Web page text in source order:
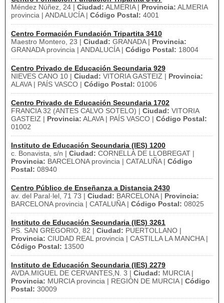
Méndez Núñez, 24 | Ciudad: ALMERIA | Provincia: ALMERIA
provincia | ANDALUCÍA | Código Postal: 4001
Centro Formación Fundación Tripartita 3410
Maestro Montero, 23 | Ciudad: GRANADA | Provincia:
GRANADA provincia | ANDALUCÍA | Código Postal: 18004
Centro Privado de Educación Secundaria 929
NIEVES CANO 10 | Ciudad: VITORIA GASTEIZ | Provincia:
ALAVA | PAÍS VASCO | Código Postal: 01006
Centro Privado de Educación Secundaria 1702
FRANCIA 32 (ANTES CALVO SOTELO) | Ciudad: VITORIA
GASTEIZ | Provincia: ALAVA | PAÍS VASCO | Código Postal:
01002
Instituto de Educación Secundaria (IES) 1200
c. Bonavista, s/n | Ciudad: CORNELLÀ DE LLOBREGAT |
Provincia: BARCELONA provincia | CATALUÑA | Código
Postal: 08940
Centro Público de Enseñanza a Distancia 2430
av. del Paral·lel, 71 73 | Ciudad: BARCELONA | Provincia:
BARCELONA provincia | CATALUÑA | Código Postal: 08025
Instituto de Educación Secundaria (IES) 3261
PS. SAN GREGORIO, 82 | Ciudad: PUERTOLLANO |
Provincia: CIUDAD REAL provincia | CASTILLA LA MANCHA |
Código Postal: 13500
Instituto de Educación Secundaria (IES) 2279
AVDA.MIGUEL DE CERVANTES,N. 3 | Ciudad: MURCIA |
Provincia: MURCIA provincia | REGIÓN DE MURCIA | Código
Postal: 30009